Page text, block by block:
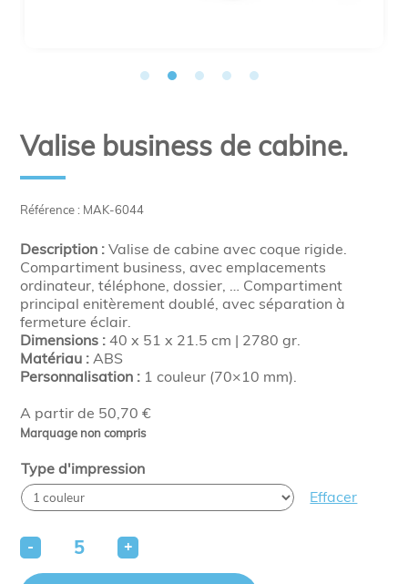
Référence : MAK-6044
A partir de 50,70 €
Marquage non compris
Valise business de cabine.
Description : Valise de cabine avec coque rigide.
Compartiment business, avec emplacements
ordinateur, téléphone, dossier, … Compartiment
principal enitèrement doublé, avec séparation à
fermeture éclair.
Dimensions : 40 x 51 x 21.5 cm | 2780 gr.
Matériau : ABS
Personnalisation : 1 couleur (70×10 mm).
Type d'impression
Effacer
- +